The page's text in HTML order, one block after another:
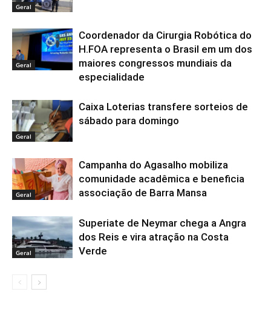
Geral
Geral
Coordenador da Cirurgia Robótica do
H.FOA representa o Brasil em um dos
maiores congressos mundiais da
especialidade
Geral
Caixa Loterias transfere sorteios de
sábado para domingo
Geral
Campanha do Agasalho mobiliza
comunidade acadêmica e beneficia
associação de Barra Mansa
Geral
Superiate de Neymar chega a Angra
dos Reis e vira atração na Costa
Verde